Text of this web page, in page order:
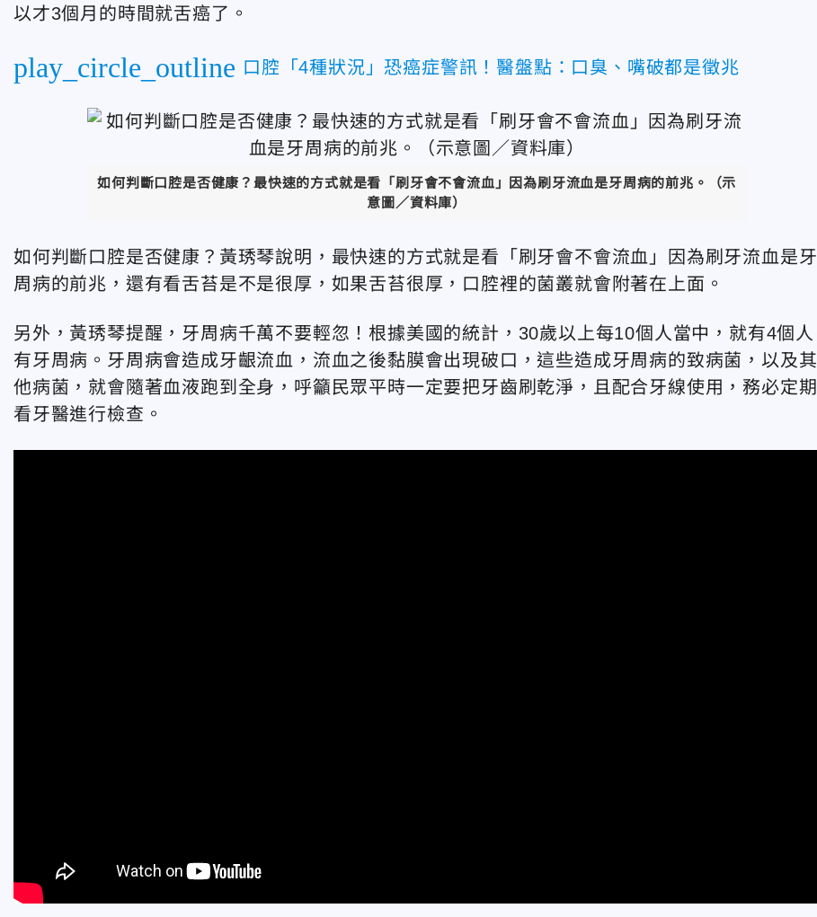
以才3個月的時間就舌癌了。
play_circle_outline 口腔「4種狀況」恐癌症警訊！醫盤點：口臭、嘴破都是徵兆
如何判斷口腔是否健康？最快速的方式就是看「刷牙會不會流血」因為刷牙流血是牙周病的前兆。（示
意圖／資料庫）
如何判斷口腔是否健康？黃琇琴說明，最快速的方式就是看「刷牙會不會流血」因為刷牙流血是牙
周病的前兆，還有看舌苔是不是很厚，如果舌苔很厚，口腔裡的菌叢就會附著在上面。
另外，黃琇琴提醒，牙周病千萬不要輕忽！根據美國的統計，30歲以上每10個人當中，就有4個人
有牙周病。牙周病會造成牙齦流血，流血之後黏膜會出現破口，這些造成牙周病的致病菌，以及其
他病菌，就會隨著血液跑到全身，呼籲民眾平時一定要把牙齒刷乾淨，且配合牙線使用，務必定期
看牙醫進行檢查。